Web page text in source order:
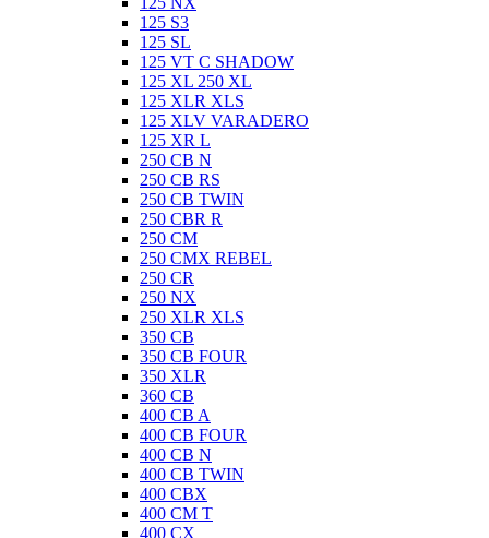
125 S3
125 SL
125 VT C SHADOW
125 XL 250 XL
125 XLR XLS
125 XLV VARADERO
125 XR L
250 CB N
250 CB RS
250 CB TWIN
250 CBR R
250 CM
250 CMX REBEL
250 CR
250 NX
250 XLR XLS
350 CB
350 CB FOUR
350 XLR
360 CB
400 CB A
400 CB FOUR
400 CB N
400 CB TWIN
400 CBX
400 CM T
400 CX